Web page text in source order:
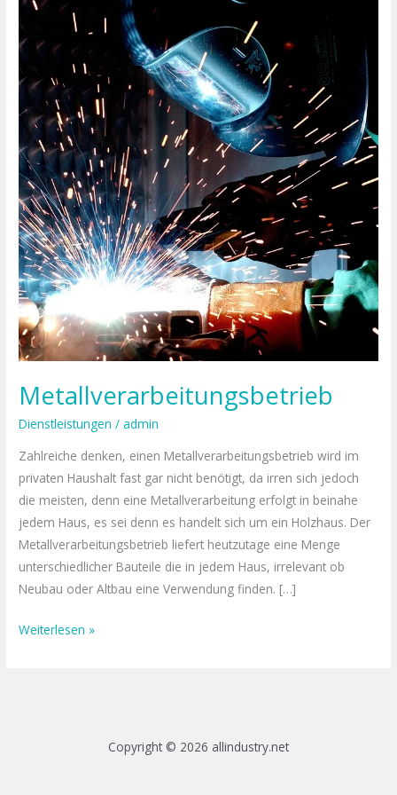
Metallverarbeitungsbetrieb
Dienstleistungen /admin
Zahlreiche denken, einen Metallverarbeitungsbetrieb wird im
privaten Haushalt fast gar nicht benötigt, da irren sich jedoch
die meisten, denn eine Metallverarbeitung erfolgt in beinahe
jedem Haus, es sei denn es handelt sich um ein Holzhaus. Der
Metallverarbeitungsbetrieb liefert heutzutage eine Menge
unterschiedlicher Bauteile die in jedem Haus, irrelevant ob
Neubau oder Altbau eine Verwendung finden. […]
Weiterlesen »
Copyright © 2026 allindustry.net